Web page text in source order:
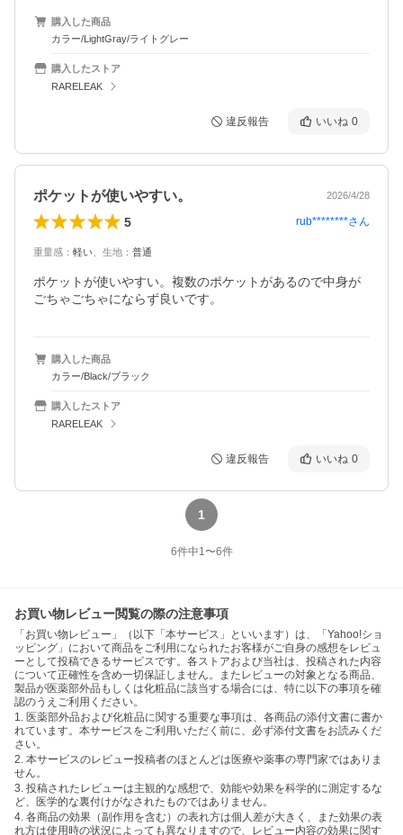
購入した商品
カラー/LightGray/ライトグレー
購入したストア
RARELEAK
違反報告 いいね 0
ポケットが使いやすい。 2026/4/28
5 rub********さん
重量感 ： 軽い 生地 ： 普通
ポケットが使いやすい。複数のポケットがあるので中身が
ごちゃごちゃにならず良いです。
購入した商品
カラー/Black/ブラック
購入したストア
RARELEAK
違反報告 いいね 0
1
6件中1〜6件
お買い物レビュー閲覧の際の注意事項
「お買い物レビュー」（以下「本サービス」といいます）は、「Yahoo!ショ
ッピング」において商品をご利用になられたお客様がご自身の感想をレビュ
ーとして投稿できるサービスです。各ストアおよび当社は、投稿された内容
について正確性を含め一切保証しません。またレビューの対象となる商品、
製品が医薬部外品もしくは化粧品に該当する場合には、特に以下の事項を確
認のうえご利用ください。
1. 医薬部外品および化粧品に関する重要な事項は、各商品の添付文書に書か
れています。本サービスをご利用いただく前に、必ず添付文書をお読みくだ
さい。
2. 本サービスのレビュー投稿者のほとんどは医療や薬事の専門家ではありま
せん。
3. 投稿されたレビューは主観的な感想で、効能や効果を科学的に測定するな
ど、医学的な裏付けがなされたものではありません。
4. 各商品の効果（副作用を含む）の表れ方は個人差が大きく、また効果の表
れ方は使用時の状況によっても異なりますので、レビュー内容の効果に関す